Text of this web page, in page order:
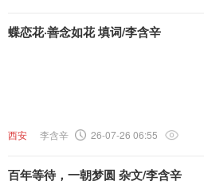
蝶恋花·善念如花 填词/李含辛
西安 李含辛 26-07-26 06:55
百年等待，一朝梦圆 杂文/李含辛